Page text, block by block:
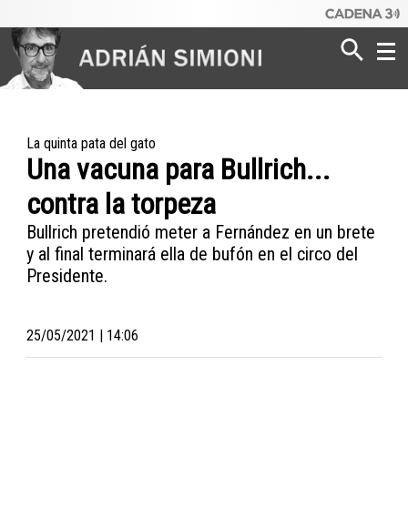
Poder
Dinero
Mundo
La quinta pata del gato
Una vacuna para Bullrich...
contra la torpeza
Bullrich pretendió meter a Fernández en un brete
y al final terminará ella de bufón en el circo del
Presidente.
25/05/2021 | 14:06